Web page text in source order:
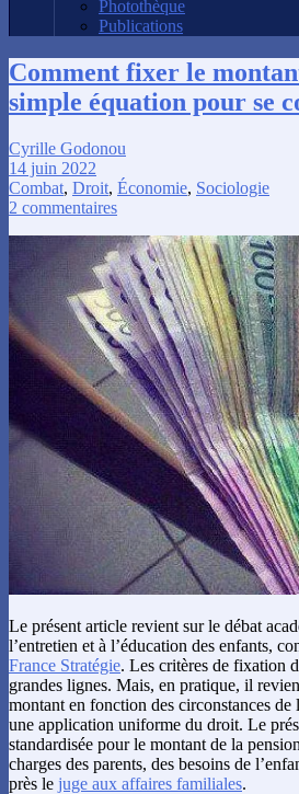
Photothèque
Publications
Comment fixer le
simple équation pour se
Cyrille Godonou
14 juin 2022
Combat, Droit, Économie, Sociologie
2 commentaires
Le présent article revient sur le débat
l’entretien et à l’éducation des enfants,
France Stratégie. Les critères de fixation
grandes lignes. Mais, en pratique, il
montant en fonction des circonstances de
une application uniforme du droit. Le
standardisée pour le montant de la
charges des parents, des besoins de
près le juge aux affaires familiales.